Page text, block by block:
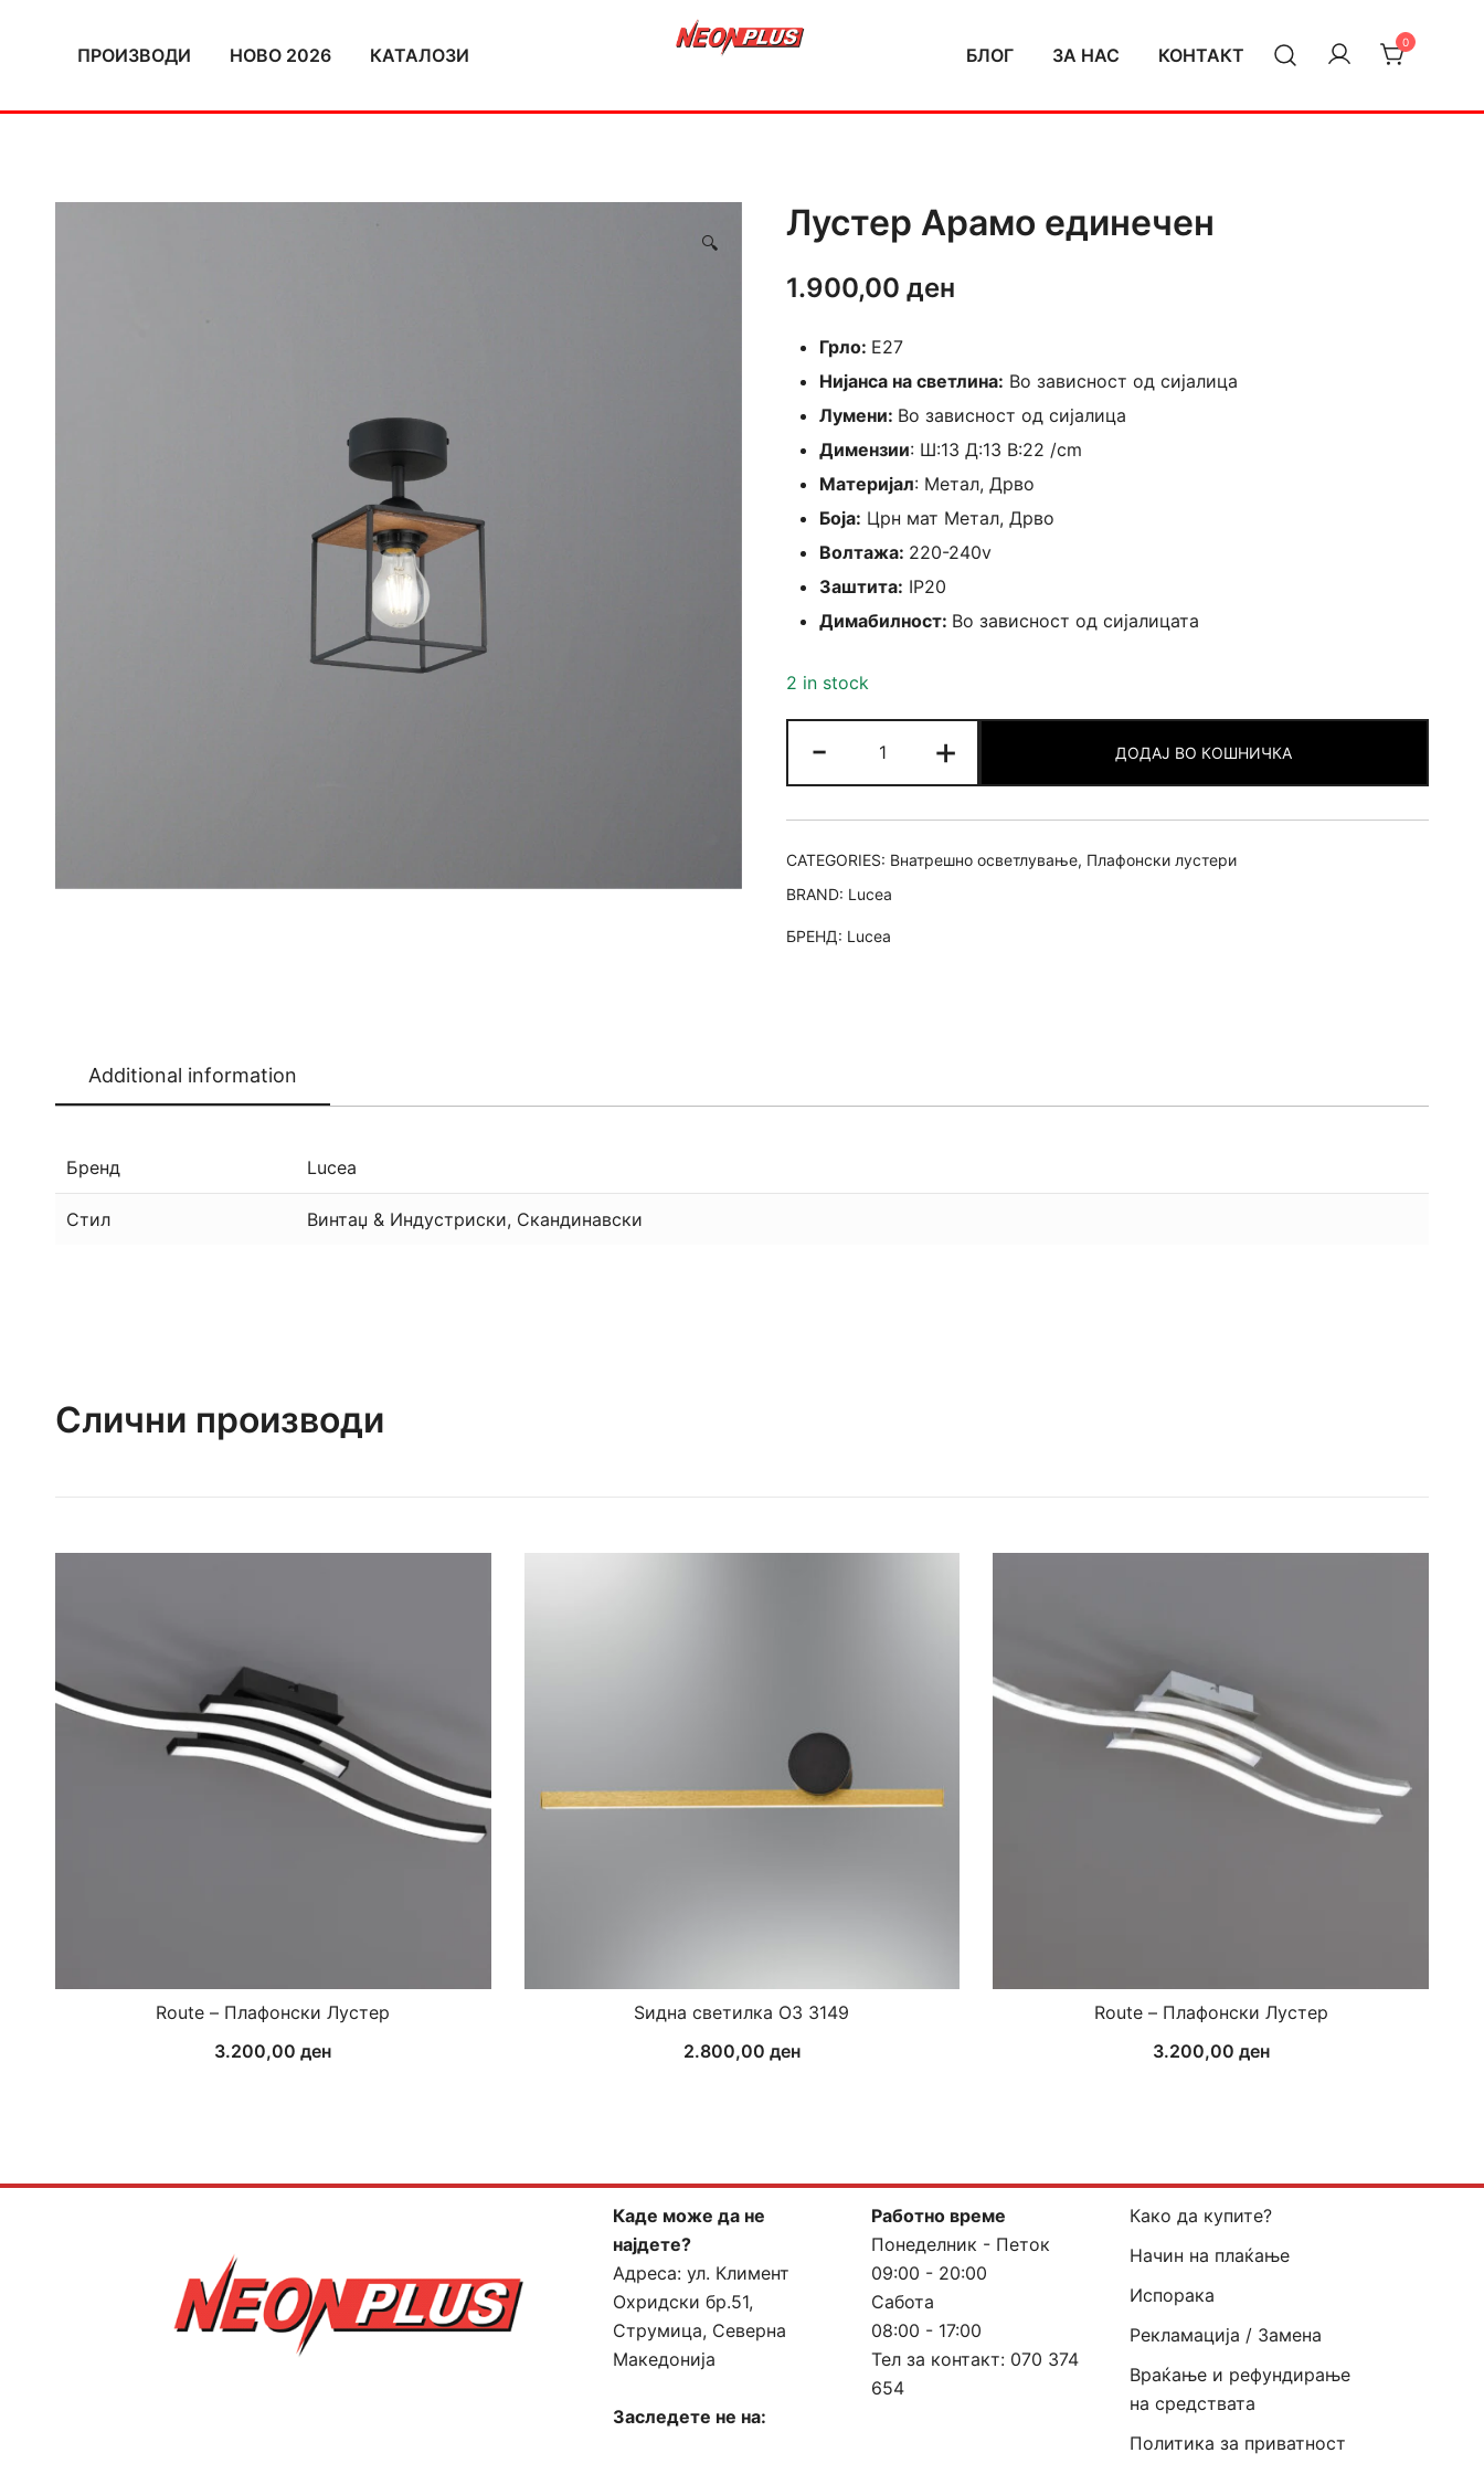
ПРОИЗВОДИ НОВО 2026 КАТАЛОЗИ БЛОГ ЗА НАС КОНТАКТ
0
🔍 Лустер Арамо единечен
1.900,00 ден
Грло: E27
Нијанса на светлина: Во зависност од сијалица
Лумени: Во зависност од сијалица
Димензии: Ш:13 Д:13 В:22 /cm
Материјал: Метал, Дрво
Боја: Црн мат Метал, Дрво
Волтажа: 220-240v
Заштита: IP20
Димабилност: Во зависност од сијалицата
2 in stock
-
Арамо
единечен
quantity
+ ДОДАЈ ВО КОШНИЧКА
CATEGORIES: Внатрешно осветлување, Плафонски лустери
BRAND: Lucea
БРЕНД: Lucea
Additional information
Бренд Lucea
Стил Винтаџ & Индустриски, Скандинавски
Слични производи
Route – Плафонски Лустер
3.200,00ден
Ѕидна светилка ОЗ 3149
2.800,00 ден
Route – Плафонски Лустер
3.200,00 ден
Каде може да не
најдете?
Адреса: ул. Климент
Охридски бр.51,
Струмица, Северна
Македонија
Заследете не на:
Работно време
Понеделник - Петок
09:00 - 20:00
Сабота
08:00 - 17:00
Тел за контакт: 070 374
654
Како да купите?
Начин на плаќање
Испорака
Рекламација / Замена
Враќање и рефундирање
на средствата
Политика за приватност